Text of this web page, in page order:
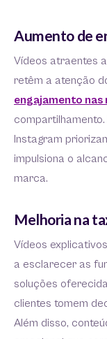
Aumento de
Vídeos atraentes
retêm a atenção
engajamento nas
Instagram
impulsiona o
marca.
Melhoria na
Vídeos
a esclarecer as
soluções
clientes tomem
Além disso,